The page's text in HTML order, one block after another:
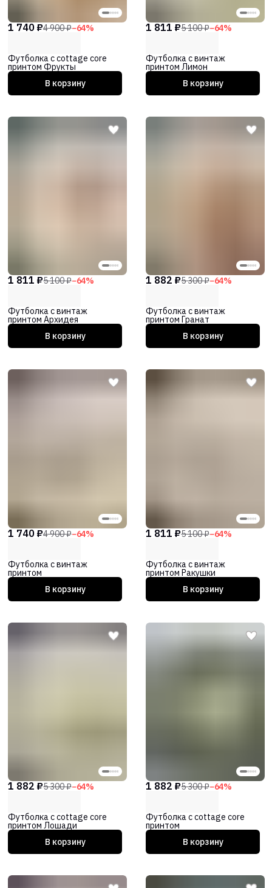
1 740 ₽4 900 ₽−64%
Футболка с cottage core
принтом Фрукты
В корзину
1 811 ₽5 100 ₽−64%
Футболка с винтаж
принтом Лимон
В корзину
1 811 ₽5 100 ₽−64%
Футболка с винтаж
принтом Архидея
В корзину
1 882 ₽5 300 ₽−64%
Футболка с винтаж
принтом Гранат
В корзину
1 740 ₽4 900 ₽−64%
Футболка с винтаж
принтом
В корзину
1 811 ₽5 100 ₽−64%
Футболка с винтаж
принтом Ракушки
В корзину
1 882 ₽5 300 ₽−64%
Футболка с cottage core
принтом Лошади
В корзину
1 882 ₽5 300 ₽−64%
Футболка с cottage core
принтом
В корзину